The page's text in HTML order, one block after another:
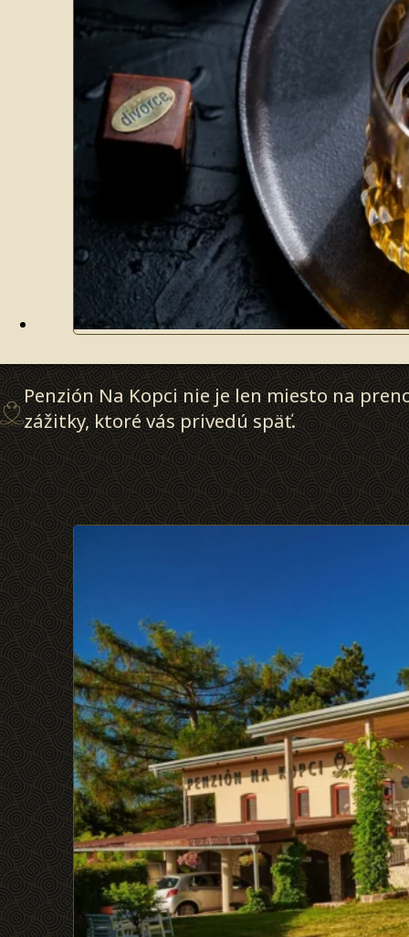
Penzión Na Kopci nie je len miesto na
zážitky, ktoré vás privedú späť.